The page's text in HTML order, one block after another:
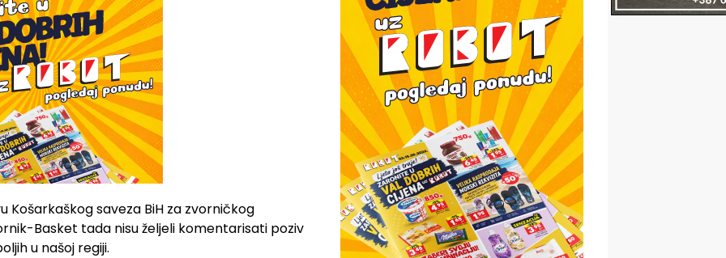
Košarkaškog saveza BiH za zvorničkog
Basket tada nisu željeli komentarisati poziv
u našoj regiji.